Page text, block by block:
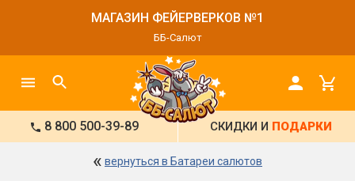
МАГАЗИН ФЕЙЕРВЕРКОВ №1
ББ-Салют
8 800 500-39-89 СКИДКИ И ПОДАРКИ
« вернуться в Батареи салютов